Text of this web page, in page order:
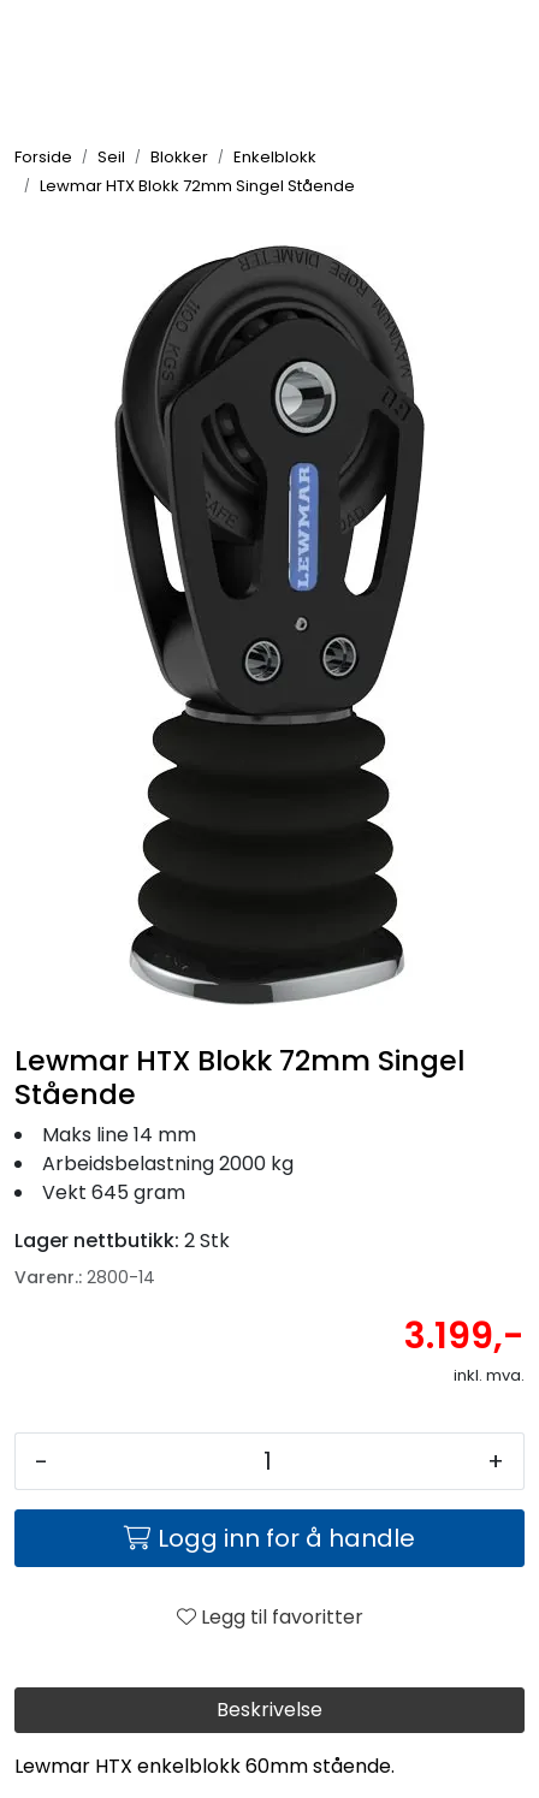
Forside Seil Blokker
Enkelblokk
Lewmar HTX Blokk 72mm Singel Stående
Beskrivelse
Lewmar HTX enkelblokk 60mm stående.
Lewmar HTX Blokk 72mm Singel
Stående
Maks line 14 mm
Arbeidsbelastning 2000 kg
Vekt 645 gram
Lager nettbutikk: 2 Stk
Varenr.: 2800-14
3.199,-
inkl. mva.
- +
Logg inn for å handle
Legg til favoritter
Elektrisk
Komfort
Motor/Styring
Fortøyning
Fritid/Sikkerhet
Båtpleie/Opplag